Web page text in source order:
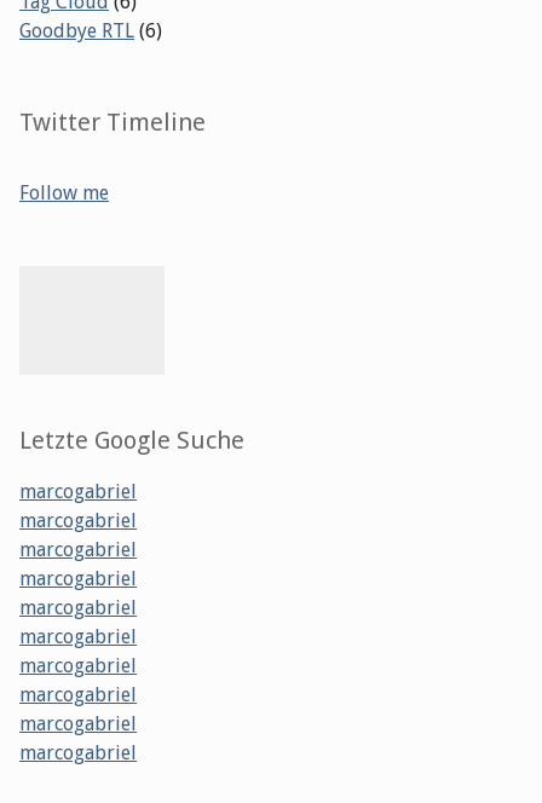
Goodbye RTL (6)
Twitter Timeline
Follow me
Letzte Google Suche
marcogabriel
marcogabriel
marcogabriel
marcogabriel
marcogabriel
marcogabriel
marcogabriel
marcogabriel
marcogabriel
marcogabriel